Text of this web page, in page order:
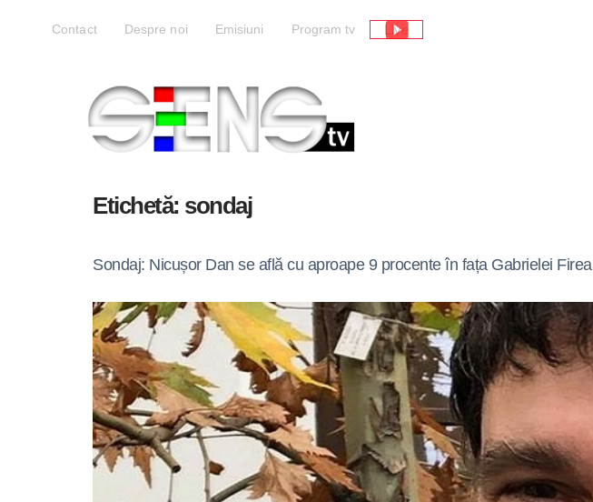
Contact Despre noi Emisiuni Program tv Live
Etichetă: sondaj
Sondaj: Nicușor Dan se află cu aproape 9 procente în fața Gabrielei Firea